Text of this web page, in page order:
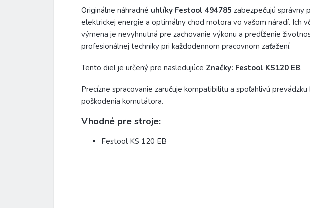
Originálne náhradné uhlíky Festool 494785 zabezpečujú správny
elektrickej energie a optimálny chod motora vo vašom náradí. Ich
výmena je nevyhnutná pre zachovanie výkonu a predĺženie
profesionálnej techniky pri každodennom pracovnom zaťažení.
Tento diel je určený pre nasledujúce Značky: Festool KS120 EB.
Precízne spracovanie zaručuje kompatibilitu a spoľahlivú prevádzku
poškodenia komutátora.
Vhodné pre stroje:
Festool KS 120 EB